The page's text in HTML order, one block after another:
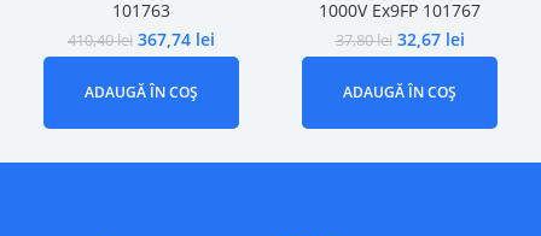
101763
410,40lei 367,74 lei
ADAUGĂ ÎN COȘ
1000V Ex9FP 101767
37,80lei 32,67 lei
ADAUGĂ ÎN COȘ